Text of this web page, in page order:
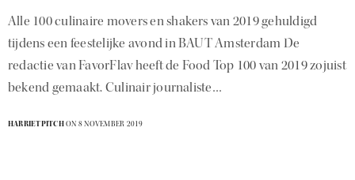
Alle 100 culinaire movers en shakers van 2019 gehuldigd
tijdens een feestelijke avond in BAUT Amsterdam De
redactie van FavorFlav heeft de Food Top 100 van 2019 zojuist
bekend gemaakt. Culinair journaliste…
HARRIETPITCHON 8 NOVEMBER 2019